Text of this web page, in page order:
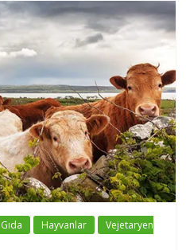
Gıda Hayvanlar
Vejetaryen